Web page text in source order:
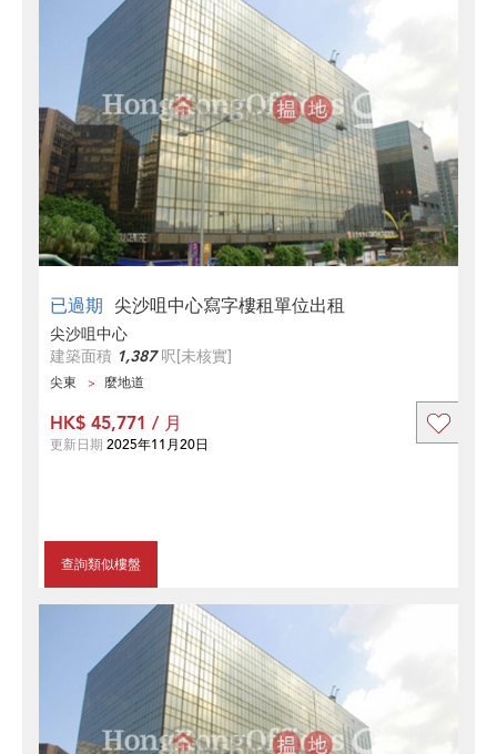
已過期 尖沙咀中心寫字樓租單位出租
尖沙咀中心
建築面積 1,387呎[未核實]
尖東 麼地道
查詢類似樓盤
HK$ 45,771 / 月
更新日期 2025年11月20日